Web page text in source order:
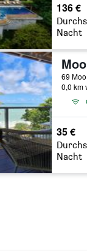
136 €
Nacht
0,0 km
35 €
Nacht